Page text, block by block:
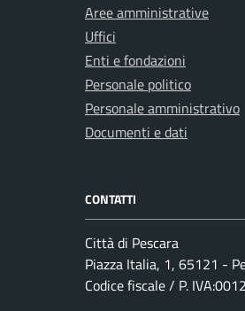
Aree amministrative
Uffici
Enti e fondazioni
Personale politico
Personale amministrativo
Documenti e dati
CONTATTI
Città di Pescara
Piazza Italia, 1, 65121 -
Codice fiscale / P.